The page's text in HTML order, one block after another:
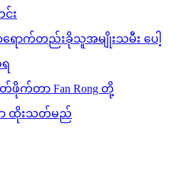
း
ောက်တည်းခိုသူအမျိုးသမီး ပေါ့
က်တာ Fan Rong တို့
ာ ထိုးသတ်မည်